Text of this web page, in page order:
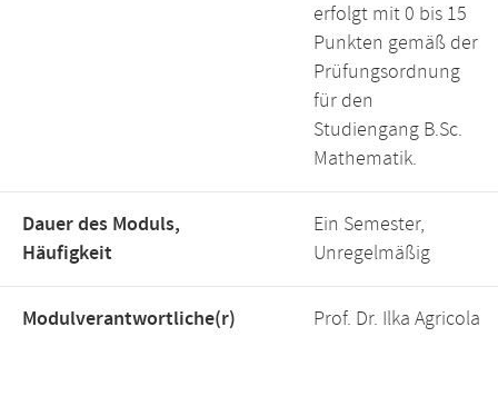
erfolgt mit 0 bis 15
Punkten gemäß der
Prüfungsordnung
für den
Studiengang B.Sc.
Mathematik.
Dauer des Moduls,
Häufigkeit
Ein Semester,
Unregelmäßig
Modulverantwortliche(r) Prof. Dr. Ilka Agricola